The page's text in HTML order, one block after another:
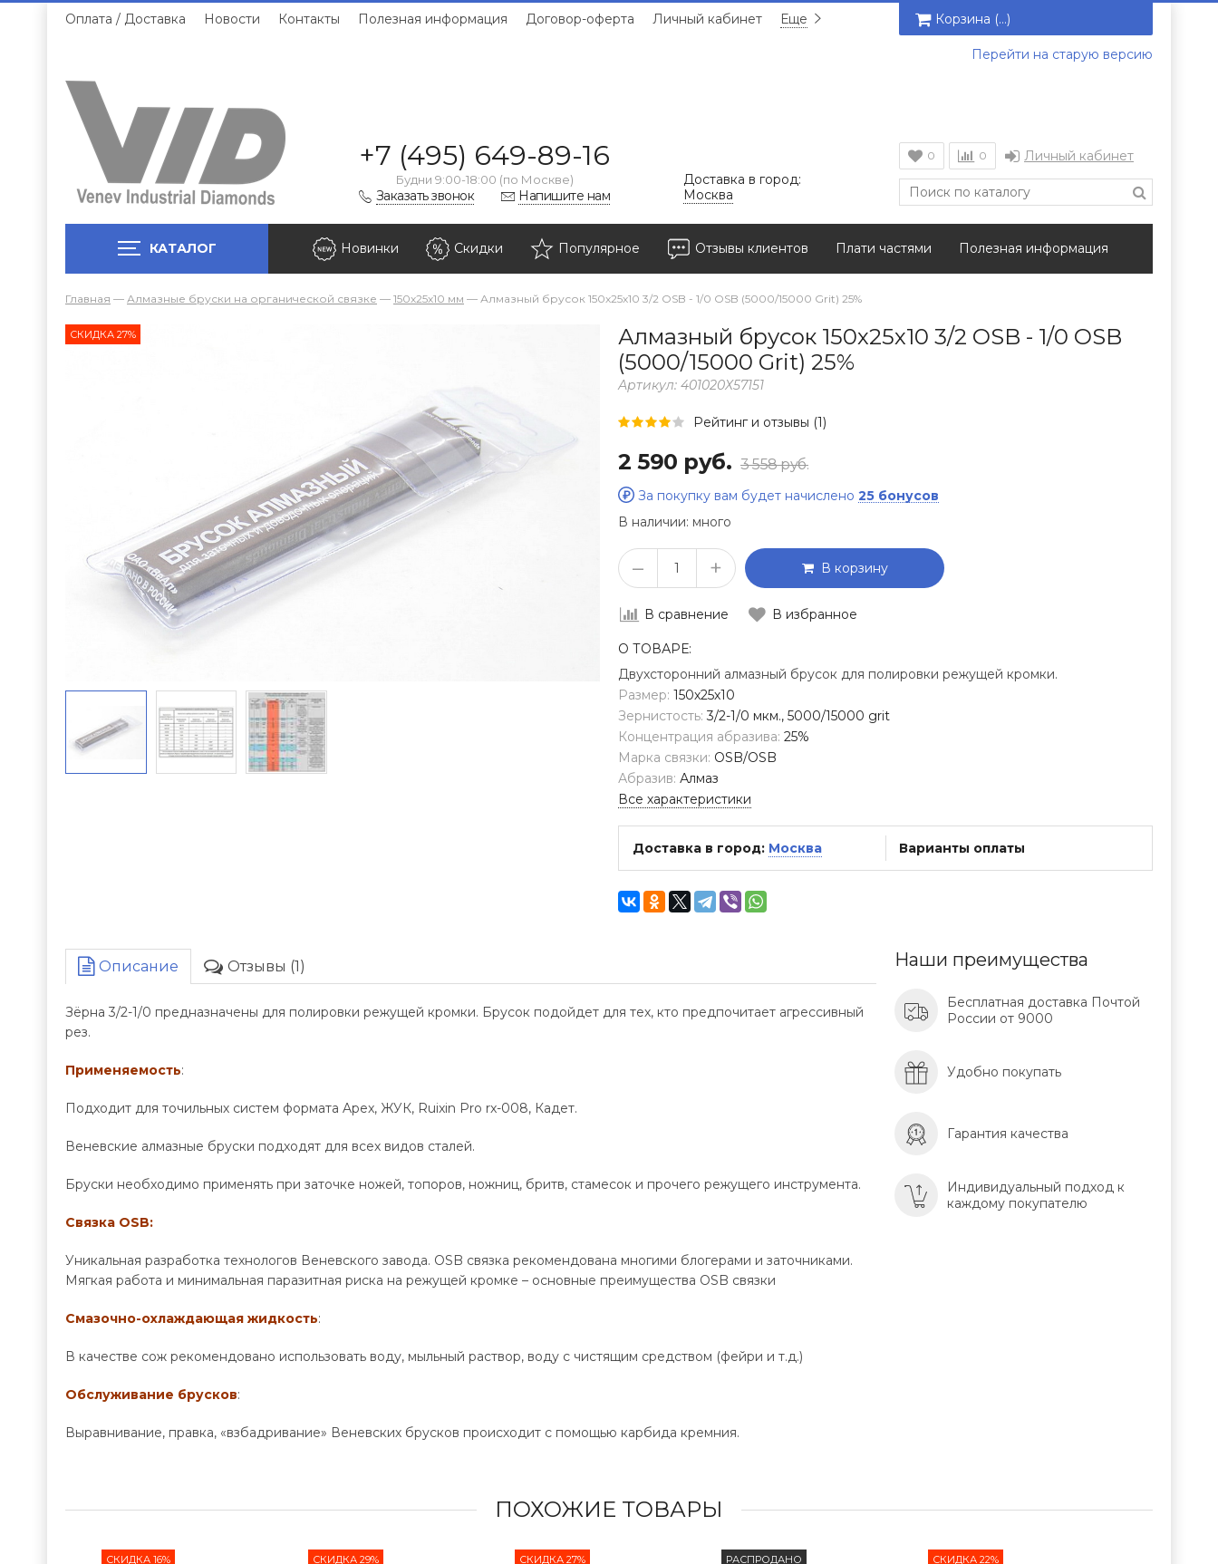
Оплата / Доставка Новости Контакты Полезная информация Договор-оферта Личный кабинет Еще Корзина (…)
Перейти на старую версию
+7 (495) 649-89-16
Будни 9:00-18:00 (по Москве)
Заказать звонок Напишите нам
Доставка в город:
Москва
0 0 Личный кабинет
КАТАЛОГ Новинки Скидки Популярное Отзывы клиентов Плати частями Полезная информация
Главная — Алмазные бруски на органической связке — 150х25х10 мм — Алмазный брусок 150х25х10 3/2 OSB - 1/0 OSB (5000/15000 Grit) 25%
СКИДКА 27%
Алмазный брусок 150х25х10 3/2 OSB - 1/0 OSB
(5000/15000 Grit) 25%
Артикул: 401020Х57151
Рейтинг и отзывы (1)
2 590 руб. 3 558 руб.
За покупку вам будет начислено 25 бонусов
В наличии: много
– + В корзину
В сравнение В избранное
О ТОВАРЕ:
Двухсторонний алмазный брусок для полировки режущей кромки.
Размер: 150х25х10
Зернистость: 3/2-1/0 мкм., 5000/15000 grit
Концентрация абразива: 25%
Марка связки: OSB/OSB
Абразив: Алмаз
Все характеристики
Доставка в город: Москва Варианты оплаты
Описание Отзывы (1)
Зёрна 3/2-1/0 предназначены для полировки режущей кромки. Брусок подойдет для тех, кто предпочитает агрессивный
рез.
Применяемость:
Подходит для точильных систем формата Apex, ЖУК, Ruixin Pro rx-008, Кадет.
Веневские алмазные бруски подходят для всех видов сталей.
Бруски необходимо применять при заточке ножей, топоров, ножниц, бритв, стамесок и прочего режущего инструмента.
Связка OSB:
Уникальная разработка технологов Веневского завода. OSB связка рекомендована многими блогерами и заточниками.
Мягкая работа и минимальная паразитная риска на режущей кромке – основные преимущества OSB связки
Смазочно-охлаждающая жидкость:
В качестве сож рекомендовано использовать воду, мыльный раствор, воду с чистящим средством (фейри и т.д.)
Обслуживание брусков:
Выравнивание, правка, «взбадривание» Веневских брусков происходит с помощью карбида кремния.
Наши преимущества
Бесплатная доставка Почтой
России от 9000
Удобно покупать
Гарантия качества
Индивидуальный подход к
каждому покупателю
ПОХОЖИЕ ТОВАРЫ
СКИДКА 16% СКИДКА 29% СКИДКА 27%
РАСПРОДАНО
СКИДКА 22%